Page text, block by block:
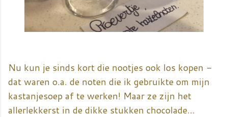
Nu kun je sinds kort die nootjes ook los kopen -
dat waren o.a. de noten die ik gebruikte om mijn
kastanjesoep af te werken! Maar ze zijn het
allerlekkerst in de dikke stukken chocolade...